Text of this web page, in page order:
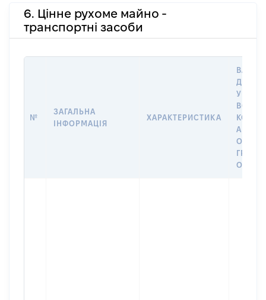
6. Цінне рухоме майно -
транспортні засоби
№
ЗАГАЛЬНА
ІНФОРМАЦІЯ
ХАРАКТЕРИСТИКА
ДАТУ
У
АБО